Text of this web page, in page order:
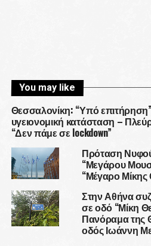
You may like
Θεσσαλονίκη: “Υπό
υγειονομική κατάσταση –
“Δεν πάμε σε lockdown”
Πρόταση
“Μεγάρου
“Μέγαρο
Στην Αθήνα
σε οδό “Μίκη
Πανόραμα της
οδός Ιωάννη